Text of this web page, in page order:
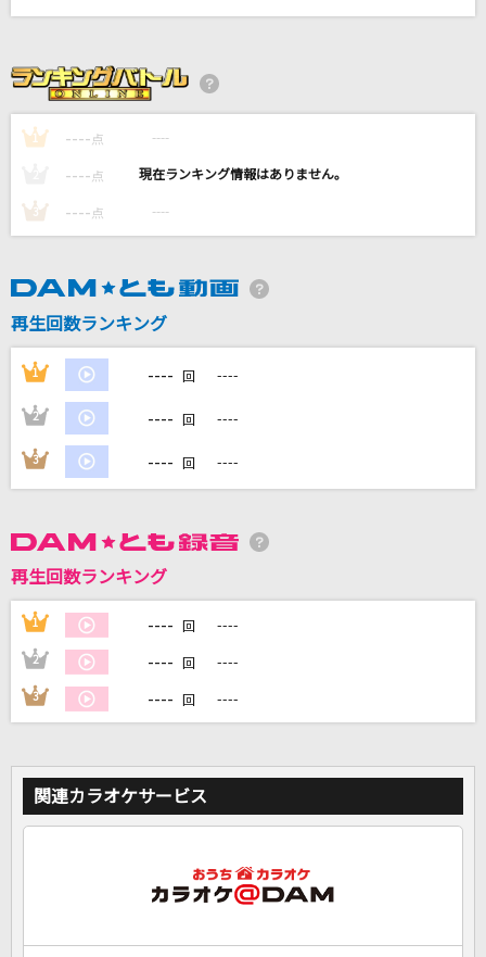
清水翔太
ドライフラワー
ノンフィクションヒーローショー
みらくらぱーく！
[生音]赤いスイートピー
アリガトウの季節
Dream5
DAMの新曲・ランキングなど
DAMに会員登録・ログインして
カラオケをもっと楽しもう！
1 ---- 点 ----
---- 点 ----
3 ---- 点 ----
再生回数ランキング
1 ---- 回 ----
2 ---- 回 ----
3 ---- 回 ----
再生回数ランキング
1 ---- 回 ----
2 ---- 回 ----
3 ---- 回 ----
関連カラオケサービス